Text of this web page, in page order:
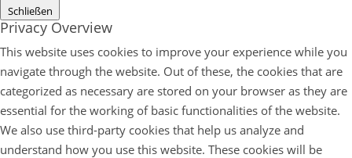
Schließen
Privacy Overview
This website uses cookies to improve your experience while you
navigate through the website. Out of these, the cookies that are
categorized as necessary are stored on your browser as they are
essential for the working of basic functionalities of the website.
We also use third-party cookies that help us analyze and
understand how you use this website. These cookies will be